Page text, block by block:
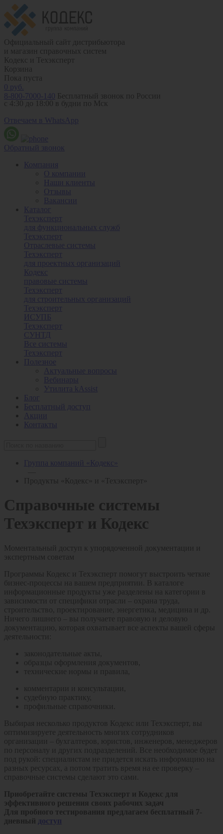
Официальный сайт дистрибьютора
и магазин справочных систем
Кодекс и Техэксперт
Корзина
Пока пуста
0 руб.
8-800-7000-140 Бесплатный звонок по России
с 4:30 до 18:00 в будни по Мск
Отвечаем в WhatsApp
Обратный звонок
Компания
О компании
Наши клиенты
Отзывы
Вакансии
Каталог
Техэксперт
для функциональных служб
Техэксперт
Отраслевые системы
Техэксперт
для проектных организаций
Кодекс
правовые системы
Техэксперт
для строительных организаций
Техэксперт
ИСУПБ
Техэксперт
СУНТД
Все системы
Техэксперт
Полезное
Актуальные вопросы
Вебинары
Утилита kAssist
Блог
Бесплатный доступ
Акции
Контакты
Группа компаний «Кодекс»
Продукты «Кодекс» и «Техэксперт»
Справочные системы
Техэксперт и Кодекс
Моментальный доступ к упорядоченной документации и
экспертным советам
Программы Кодекс и Техэксперт помогут выстроить четкие
бизнес-процессы на вашем предприятии. В каталоге
информационные продукты уже разделены на категории в
зависимости от специфики отрасли – охрана труда,
строительство, проектирование, энергетика, медицина и др.
Ничего лишнего – вы получаете правовую и деловую
документацию, которая охватывает все аспекты вашей сферы
деятельности:
законодательные акты,
образцы оформления документов,
технические нормы и правила,
комментарии и консультации,
судебную практику,
профильные справочники.
Выбирая несколько продуктов Кодекс или Техэксперт, вы
оптимизируете деятельность многих сотрудников
организации – бухгалтеров, юристов, инженеров, менеджеров
по персоналу и других подразделений. Все необходимое будет
под рукой: специалистам не придется искать информацию на
разных ресурсах, а потом тратить время на ее проверку –
справочные системы сделают это сами.
Приобретайте системы Техэксперт и Кодекс для
эффективного решения своих рабочих задач
Для пробного тестирования предлагаем бесплатный 7-
дневный доступ